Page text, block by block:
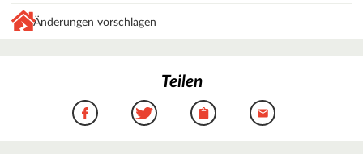
Änderungen vorschlagen
Teilen